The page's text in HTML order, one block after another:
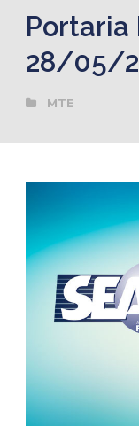
Portaria
28/05/
MTE